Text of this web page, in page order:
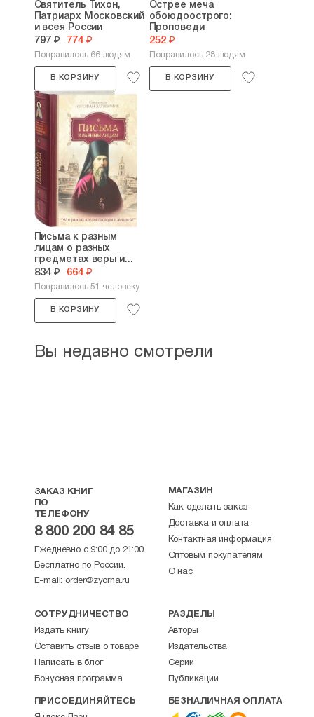
Святитель Тихон,
Патриарх Московский
и всея России
797 ₽ 774 ₽
Понравилось 66 людям
В КОРЗИНУ
Острее меча
обоюдоострого:
Проповеди
252 ₽
Понравилось 28 людям
В КОРЗИНУ
Письма к разным
лицам о разных
предметах веры и...
834 ₽ 664 ₽
Понравилось 51 человеку
В КОРЗИНУ
Вы недавно смотрели
ЗАКАЗ КНИГ
ПО
ТЕЛЕФОНУ
8 800 200 84 85
Ежедневно с 9:00 до 21:00
Бесплатно по России.
E-mail: order@zyorna.ru
МАГАЗИН
Как сделать заказ
Доставка и оплата
Контактная информация
Оптовым покупателям
О нас
СОТРУДНИЧЕСТВО
Издать книгу
Оставить отзыв о товаре
Написать в блог
Бонусная программа
РАЗДЕЛЫ
Авторы
Издательства
Серии
Публикации
ПРИСОЕДИНЯЙТЕСЬ
БЕЗНАЛИЧНАЯ ОПЛАТА